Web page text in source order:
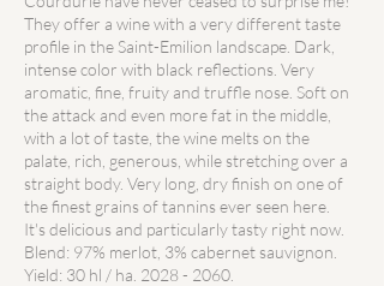
They offer a wine with a very different taste
profile in the Saint-Emilion landscape. Dark,
intense color with black reflections. Very
aromatic, fine, fruity and truffle nose. Soft on
the attack and even more fat in the middle,
with a lot of taste, the wine melts on the
palate, rich, generous, while stretching over a
straight body. Very long, dry finish on one of
the finest grains of tannins ever seen here.
It's delicious and particularly tasty right now.
Blend: 97% merlot, 3% cabernet sauvignon.
Yield: 30 hl / ha. 2028 - 2060